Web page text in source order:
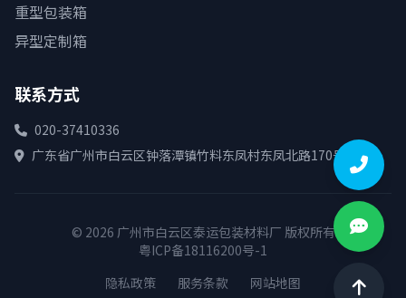
重型包装箱
异型定制箱
联系方式
020-37410336
广东省广州市白云区钟落潭镇竹料东凤村东凤北路170号
© 2026 广州市白云区泰运包装材料厂 版权所有
粤ICP备18116200号-1
隐私政策
服务条款 网站地图